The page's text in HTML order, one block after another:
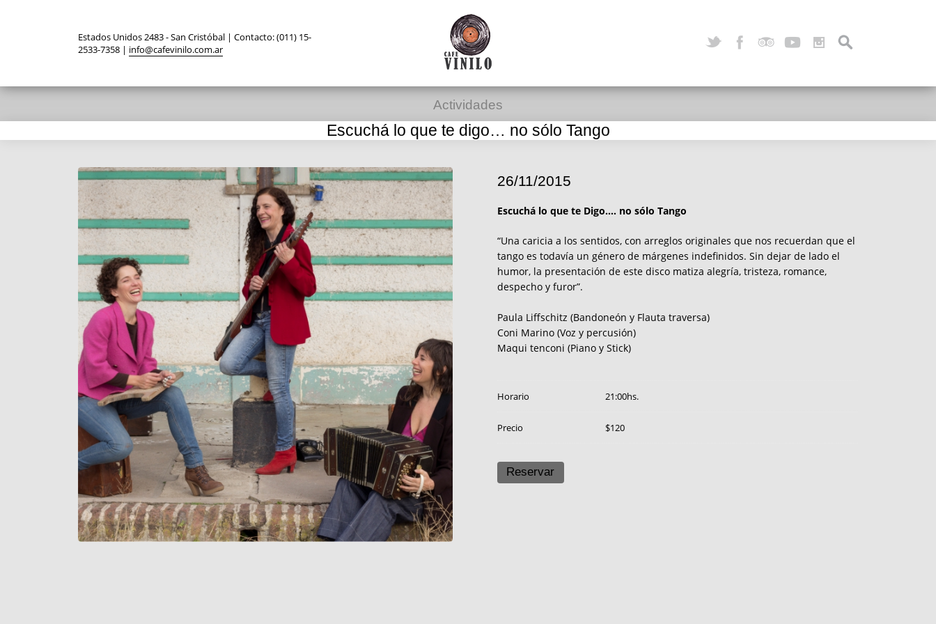
Estados Unidos 2483 - San Cristóbal | Contacto: (011) 15-
2533-7358 | info@cafevinilo.com.ar
Actividades
Escuchá lo que te digo… no sólo Tango
26/11/2015
Escuchá lo que te Digo…. no sólo Tango
“Una caricia a los sentidos, con arreglos originales que nos recuerdan que el
tango es todavía un género de márgenes indefinidos. Sin dejar de lado el
humor, la presentación de este disco matiza alegría, tristeza, romance,
despecho y furor”.
Paula Liffschitz (Bandoneón y Flauta traversa)
Coni Marino (Voz y percusión)
Maqui tenconi (Piano y Stick)
Horario 21:00hs.
Precio $120
Reservar